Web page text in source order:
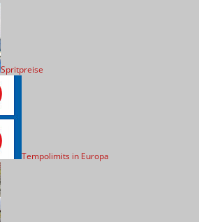
Spritpreise
Tempolimits in Europa